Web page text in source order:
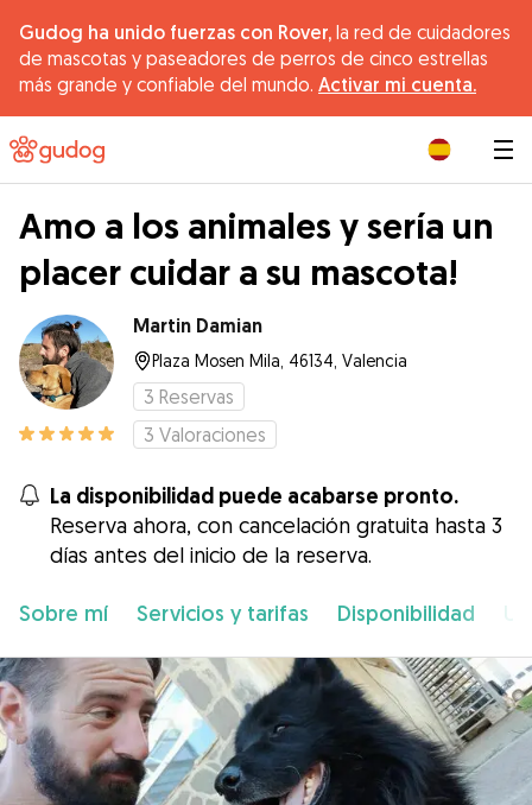
Gudog ha unido fuerzas con Rover, la red de cuidadores
de mascotas y paseadores de perros de cinco estrellas
más grande y confiable del mundo. Activar mi cuenta.
Amo a los animales y sería un
placer cuidar a su mascota!
Martin Damian
Plaza Mosen Mila, 46134, Valencia
3 Reservas
3 Valoraciones
La disponibilidad puede acabarse pronto.
Reserva ahora, con cancelación gratuita hasta 3
días antes del inicio de la reserva.
Sobre mí Servicios y tarifas Disponibilidad